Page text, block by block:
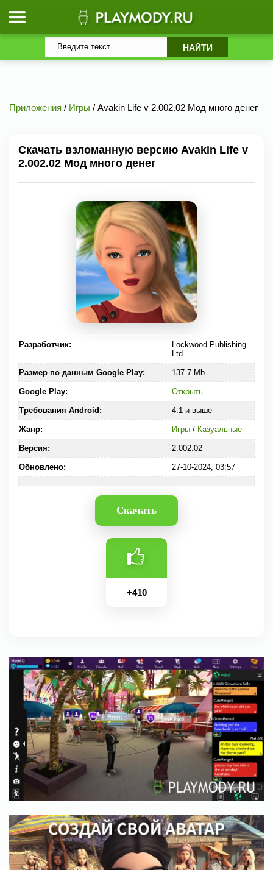
Приложения / Игры / Avakin Life v 2.002.02 Мод много денег
Скачать взломанную версию Avakin Life v
2.002.02 Мод много денег
Разработчик:
Lockwood Publishing
Ltd
Размер по данным Google Play: 137.7 Mb
Google Play: Открыть
Требования Android: 4.1 и выше
Жанр: Игры/ Казуальные
Версия: 2.002.02
Обновлено: 27-10-2024, 03:57
Скачать
+410